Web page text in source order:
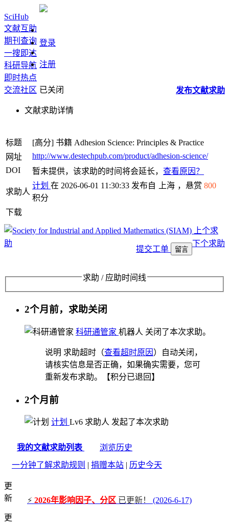
SciHub
文献互助
期刊查询
一搜即达
科研导航
即时热点
交流社区
登录
注册
发布文献求助
已关闭
文献求助详情
标题 [高分] 书籍 Adhesion Science: Principles & Practice
网址
http://www.destechpub.com/product/adhesion-science/
DOI
暂未提供，该求助的时间将会延长， 查看原因？
求助人
计划 在 2026-06-01 11:30:33 发布自 上海 ，悬赏 800
积分
下载
上个求
助
下个求助
提交工单 留言
求助 / 应助时间线
2个月前，求助关闭
科研通管家 机器人 关闭了本次求助。
说明 求助超时（查看超时原因 ）自动关闭，
请核实信息是否正确，如果确实需要，您可
重新发布求助。【积分已退回】
2个月前
计划 Lv6 求助人 发起了本次求助
我的文献求助列表
浏览历史
一分钟了解求助规则
捐赠本站 历史今天
更
新
⚡ 2026年影响因子、分区 已更新！
(2026-6-17)
更